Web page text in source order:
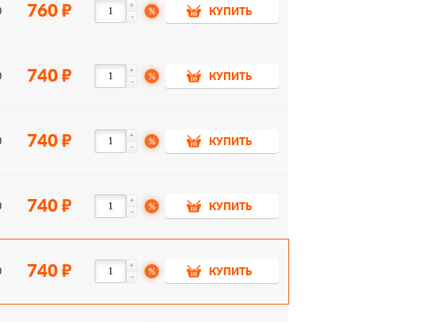
760 -
+
% КУПИТЬ
740 -
+
% КУПИТЬ
740 -
+
% КУПИТЬ
740 -
+
% КУПИТЬ
740 -
+
% КУПИТЬ